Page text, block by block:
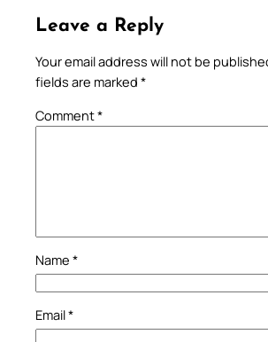
Leave a Reply
Your email address will not be
fields are marked *
Comment*
Name *
Email*